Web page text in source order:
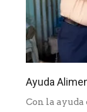
Ayuda
Con la ayuda